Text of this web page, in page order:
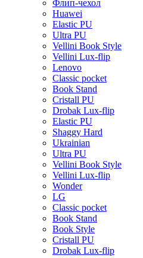
Флип-чехол
Huawei
Elastic PU
Ultra PU
Vellini Book Style
Vellini Lux-flip
Lenovo
Classic pocket
Book Stand
Cristall PU
Drobak Lux-flip
Elastic PU
Shaggy Hard
Ukrainian
Ultra PU
Vellini Book Style
Vellini Lux-flip
Wonder
LG
Classic pocket
Book Stand
Book Style
Cristall PU
Drobak Lux-flip